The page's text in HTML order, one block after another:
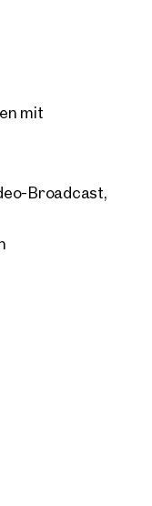
ebenfalls
mit
Broadcast,